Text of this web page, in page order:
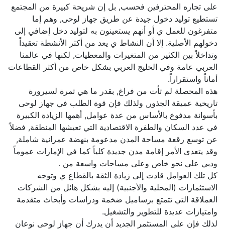
على تجاره المحترفين فحسب, بل إن شريحة كبيرة من المجتمع
تستطيع توليد دخول جيدة عن طريق جهاز لوحى, وهم إما
متفرغون للعمل ي أو أنهم يستعينون به لتوليد دخل إضافي إلى
دخولهم الأصلية. إلا أن النشاط ي يعد من أكثر الأنشطة تعقيداً
وتداخلاً بين الكثير من المتغيرات والمعطيات, لكنها في عالمنا
العربي عامة وفي الخليج العربي بشكل خاص من أكثر القطاعات
أماناً واستقراراً.
هذه المحصلة لم تأت من فراغ, بقدر ما هي ثمرة لسيرورة
تاريخية عميقة الجذور, ولذلك فإن قوة الطلب في جهاز لوحى
بأسوانة مدفوع بالأساس من عدة عوامل, أهمها الزيادة الكبيرة
في عدد السكان والطفرة الاقتصادية التي تعيشها المنطقة, فضلاً
عن توسع رقعة مساحة المدن مدعومة بنهضة عمرانية شاملة,
وقد يتعدى الأمر إقامة مدن جديدة كلياً كما في الإمارات عموماً
ودبي على نحو خاص وعلى مساحات واسعة من .
كل تلك العوامل قادت إلى زيادة الثقة بالقطاع ي وتوجه
الاستثمارات (المحلية والأجنبية) إليه بشكل هائل من الشركات
العملاقة التي تتمتع برساميل ضخمة ودراسات وأبحاث متقدمة
وامتيازات عديدة للتطوير والتشغيل.
لذلك فإن على المستثمر الجديد أن يدرك أن جهاز لوحى نوعان